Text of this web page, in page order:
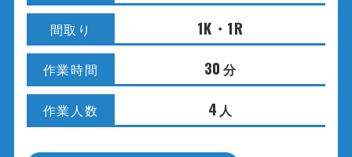
間取り 1K・1R
作業時間 30 分
作業人数 4 人